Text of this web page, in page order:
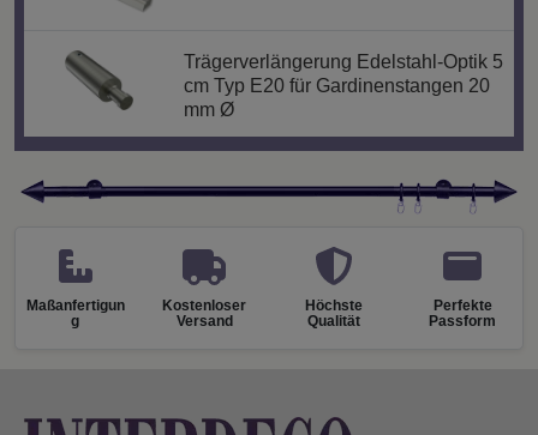
Trägerverlängerung Edelstahl-Optik 5
cm Typ E20 für Gardinenstangen 20
mm Ø
Maßanfertigun
g
Kostenloser
Versand
Höchste
Qualität
Perfekte
Passform